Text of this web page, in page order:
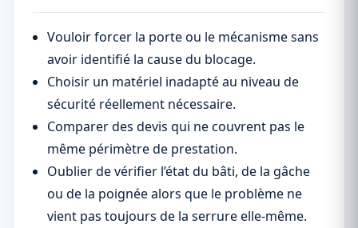
Vouloir forcer la porte ou le mécanisme sans
avoir identifié la cause du blocage.
Choisir un matériel inadapté au niveau de
sécurité réellement nécessaire.
Comparer des devis qui ne couvrent pas le
même périmètre de prestation.
Oublier de vérifier l’état du bâti, de la gâche
ou de la poignée alors que le problème ne
vient pas toujours de la serrure elle-même.